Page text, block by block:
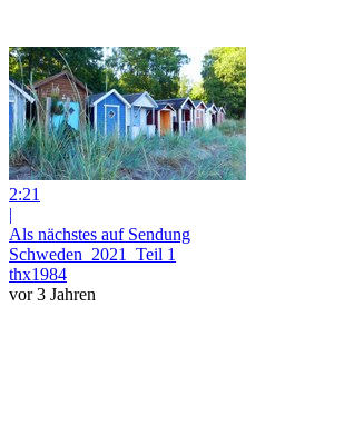
2:21
|
Als nächstes auf Sendung
Schweden_2021_Teil 1
thx1984
vor 3 Jahren